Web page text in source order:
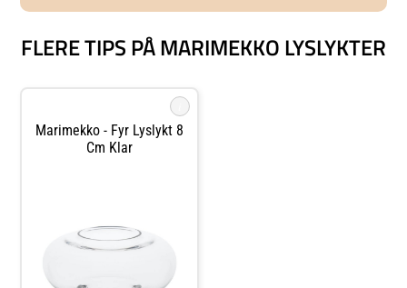
FLERE TIPS PÅ MARIMEKKO LYSLYKTER
Marimekko - Fyr Lyslykt 8
Cm Klar